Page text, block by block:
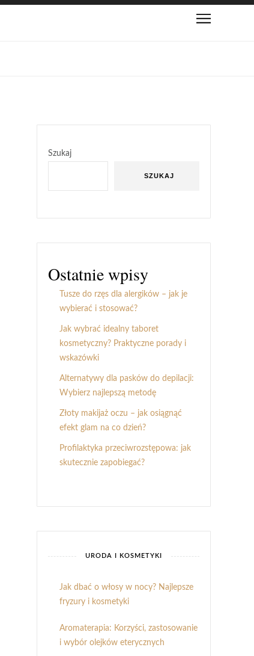
Szukaj
SZUKAJ
Ostatnie wpisy
Tusze do rzęs dla alergików – jak je
wybierać i stosować?
Jak wybrać idealny taboret
kosmetyczny? Praktyczne porady i
wskazówki
Alternatywy dla pasków do depilacji:
Wybierz najlepszą metodę
Złoty makijaż oczu – jak osiągnąć
efekt glam na co dzień?
Profilaktyka przeciwrozstępowa: jak
skutecznie zapobiegać?
URODA I KOSMETYKI
Jak dbać o włosy w nocy? Najlepsze
fryzury i kosmetyki
Aromaterapia: Korzyści, zastosowanie
i wybór olejków eterycznych